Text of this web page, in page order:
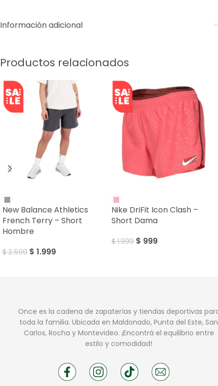
Información adicional
Productos relacionados
New Balance Athletics
French Terry – Short
Hombre
$2.599 $ 1.999
Nike DriFit Icon Clash –
Short Dama
$1.999 $ 999
Once es la cadena de zapaterías y tiendas deportivas
toda la familia. Ubicada en Maldonado, Punta del Este, San
Carlos, Rocha y Montevideo. ¡Encontrá el equilibrio entre
estilo y comodidad!